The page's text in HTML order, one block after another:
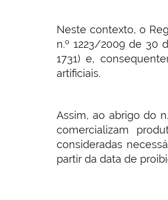
Neste contexto, o
n.º 1223/2009 de 30
1731) e,
artificiais.
Assim, ao abrigo do
comercializam
consideradas
partir da data de